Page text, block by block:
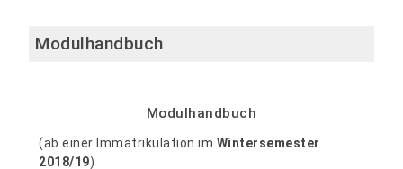
Modulhandbuch
Modulhandbuch
(ab einer Immatrikulation im Wintersemester
2018/19)